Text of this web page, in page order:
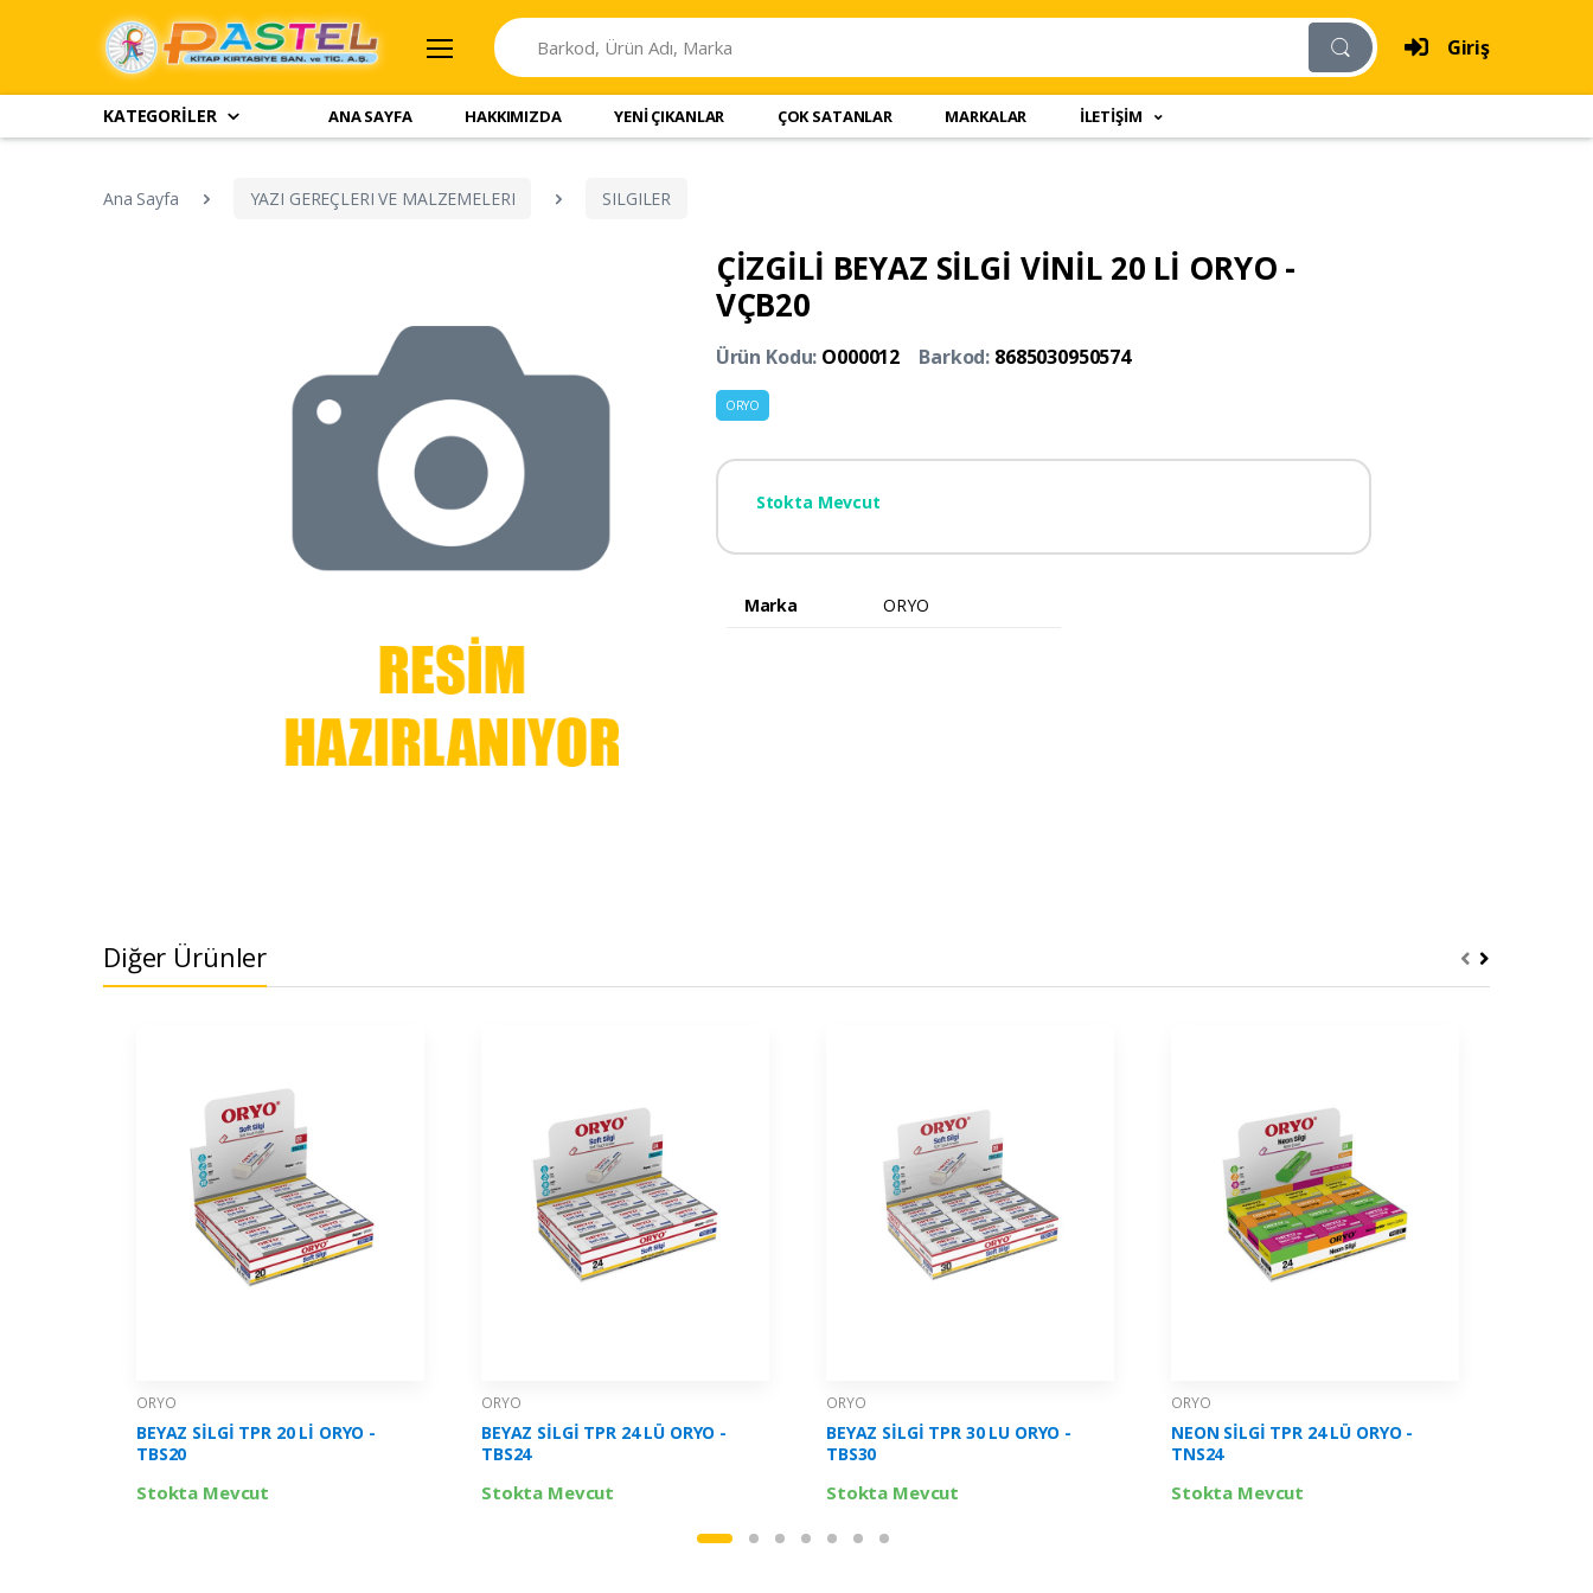
Giriş
KATEGORİLER ANA SAYFA HAKKIMIZDA YENİ ÇIKANLAR ÇOK SATANLAR MARKALAR İLETİŞİM
Ana Sayfa YAZI GEREÇLERI VE MALZEMELERI SILGILER
ÇİZGİLİ BEYAZ SİLGİ VİNİL 20 Lİ ORYO -
VÇB20
Ürün Kodu: O000012 Barkod: 8685030950574
ORYO
Stokta Mevcut
Marka ORYO
Diğer Ürünler
ORYO
BEYAZ SİLGİ TPR 20 Lİ ORYO -
TBS20
Stokta Mevcut
ORYO
BEYAZ SİLGİ TPR 24 LÜ ORYO -
TBS24
Stokta Mevcut
ORYO
BEYAZ SİLGİ TPR 30 LU ORYO -
TBS30
Stokta Mevcut
ORYO
NEON SİLGİ TPR 24 LÜ ORYO -
TNS24
Stokta Mevcut